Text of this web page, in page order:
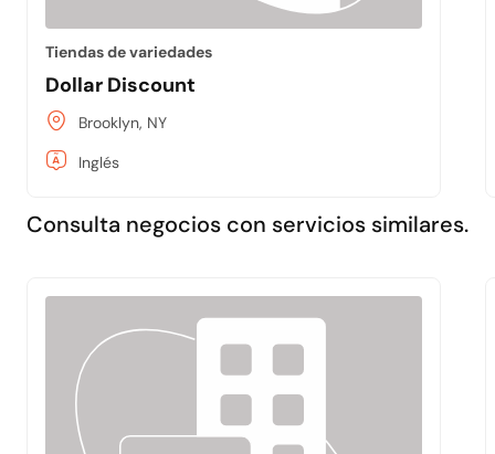
Tiendas de variedades
Dollar Discount
Brooklyn, NY
Inglés
Consulta negocios con servicios similares.